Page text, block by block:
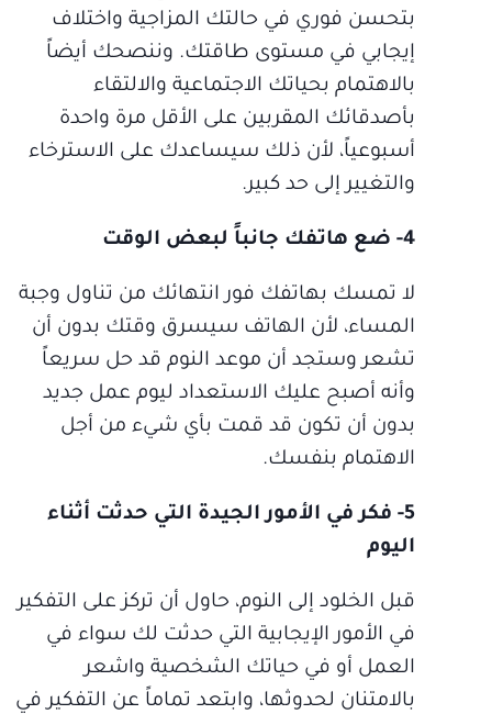
بتحسن فوري في حالتك المزاجية واختلاف
إيجابي في مستوى طاقتك. وننصحك أيضاً
بالاهتمام بحياتك الاجتماعية والالتقاء
بأصدقائك المقربين على الأقل مرة واحدة
أسبوعياً، لأن ذلك سيساعدك على الاسترخاء
والتغيير إلى حد كبير.
4- ضع هاتفك جانباً لبعض الوقت
لا تمسك بهاتفك فور انتهائك من تناول وجبة
المساء، لأن الهاتف سيسرق وقتك بدون أن
تشعر وستجد أن موعد النوم قد حل سريعاً
وأنه أصبح عليك الاستعداد ليوم عمل جديد
بدون أن تكون قد قمت بأي شيء من أجل
الاهتمام بنفسك.
5- فكر في الأمور الجيدة التي حدثت أثناء
اليوم
قبل الخلود إلى النوم، حاول أن تركز على التفكير
في الأمور الإيجابية التي حدثت لك سواء في
العمل أو في حياتك الشخصية واشعر
بالامتنان لحدوثها، وابتعد تماماً عن التفكير في